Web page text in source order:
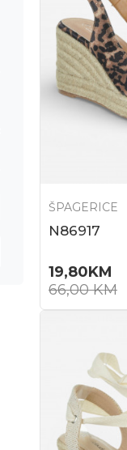
ŠPAGERICE
N86917
19,80KM
66,00KM